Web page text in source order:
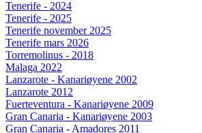
Tenerife - 2024
Tenerife - 2025
Tenerife november 2025
Tenerife mars 2026
Torremolinus - 2018
Malaga 2022
Lanzarote - Kanariøyene 2002
Lanzarote 2012
Fuerteventura - Kanariøyene 2009
Gran Canaria - Kanariøyene 2003
Gran Canaria - Amadores 2011